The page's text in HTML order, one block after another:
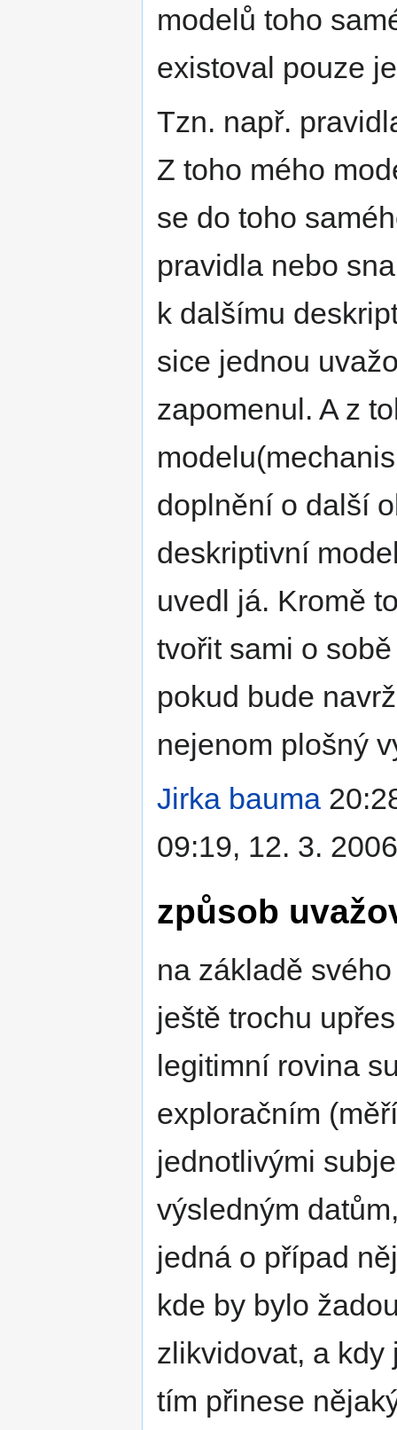
modelů toho
existoval pouze
Tzn. např.
Z toho mého
se do toho
pravidla nebo
k dalšímu
sice jednou
zapomenul. A z
doplnění o další
deskriptivní
uvedl já. Kromě
tvořit sami o
pokud bude
nejenom plošný
Jirka bauma
09:19, 12. 3.
způsob
na základě
ještě trochu
legitimní rovina
exploračním
jednotlivými
výsledným
jedná o případ
kde by bylo
zlikvidovat, a kdy
tím přinese